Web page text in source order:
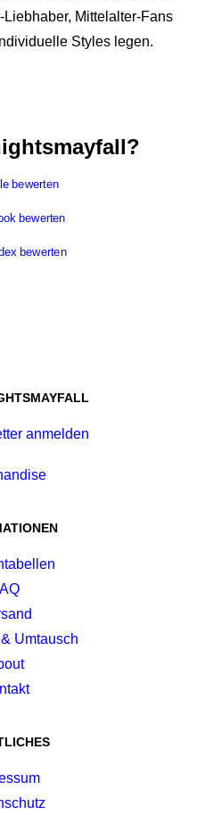
Mittelalter-Fans
Styles legen.
bewerten
bewerten
bewerten
anmelden
Umtausch